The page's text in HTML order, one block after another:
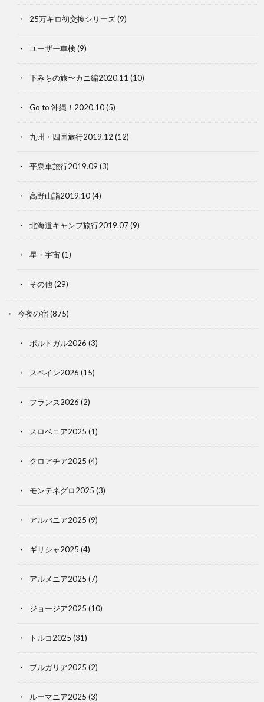
25万キロ初交換シリーズ(9)
ユーザー車検 (9)
下みちの旅〜カニ編2020.11 (10)
Go to 沖縄！2020.10(5)
九州・四国旅行2019.12 (12)
平泉車旅行2019.09 (3)
高野山詣2019.10(4)
北海道キャンプ旅行2019.07(9)
星・宇宙(1)
その他(29)
今夜の宿(875)
ポルトガル2026 (3)
スペイン2026 (15)
フランス2026 (2)
スロベニア2025 (1)
クロアチア2025 (4)
モンテネグロ2025 (3)
アルバニア2025 (9)
ギリシャ2025 (4)
アルメニア2025 (7)
ジョージア2025 (10)
トルコ2025 (31)
ブルガリア2025 (2)
ルーマニア2025 (3)